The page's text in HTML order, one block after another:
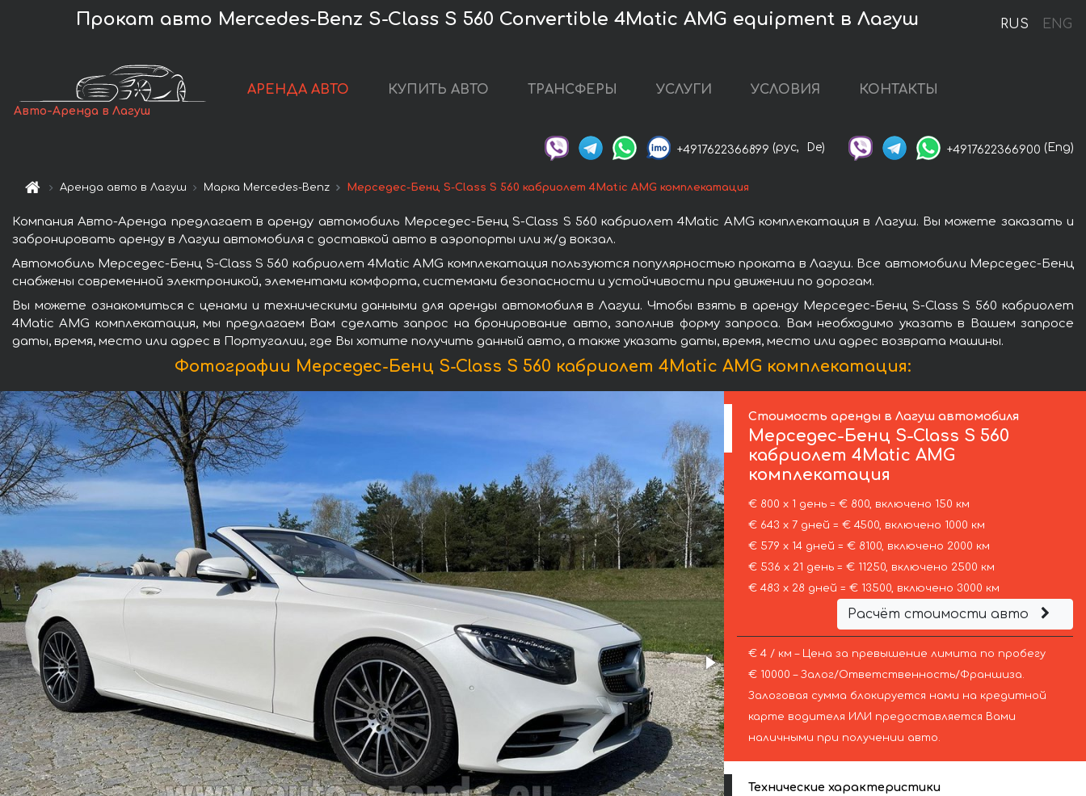
RUS ENG
Прокат авто Mercedes-Benz S-Class S 560 Convertible 4Matic AMG equipment в Лагуш
Авто-Аренда в Лагуш
АРЕНДА АВТО КУПИТЬ АВТО ТРАНСФЕРЫ УСЛУГИ УСЛОВИЯ КОНТАКТЫ
+4917622366899 (рус, De) +4917622366900 (Eng)
Аренда авто в Лагуш Марка Mercedes-Benz Мерседес-Бенц S-Class S 560 кабриолет 4Matic AMG комплекатация
Компания Авто-Аренда предлагает в аренду автомобиль Мерседес-Бенц S-Class S 560 кабриолет 4Matic AMG комплекатация в Лагуш. Вы можете заказать и
забронировать аренду в Лагуш автомобиля с доставкой авто в аэропорты или ж/д вокзал.
Автомобиль Мерседес-Бенц S-Class S 560 кабриолет 4Matic AMG комплекатация пользуются популярностью проката в Лагуш. Все автомобили Мерседес-Бенц
снабжены современной электроникой, элементами комфорта, системами безопасности и устойчивости при движении по дорогам.
Вы можете ознакомиться с ценами и техническими данными для аренды автомобиля в Лагуш. Чтобы взять в аренду Мерседес-Бенц S-Class S 560 кабриолет
4Matic AMG комплекатация, мы предлагаем Вам сделать запрос на бронирование авто, заполнив форму запроса. Вам необходимо указать в Вашем запросе
даты, время, место или адрес в Португалии, где Вы хотите получить данный авто, а также указать даты, время, место или адрес возврата машины.
Фотографии Мерседес-Бенц S-Class S 560 кабриолет 4Matic AMG комплекатация:
Стоимость аренды в Лагуш автомобиля
Мерседес-Бенц S-Class S 560
кабриолет 4Matic AMG
комплекатация
€ 800 х 1 день = € 800, включено 150 км
€ 643 х 7 дней = € 4500, включено 1000 км
€ 579 х 14 дней = € 8100, включено 2000 км
€ 536 х 21 день = € 11250, включено 2500 км
€ 483 х 28 дней = € 13500, включено 3000 км
Расчёт стоимости авто
€ 4 / км – Цена за превышение лимита по пробегу
€ 10000 – Залог/Ответственность/Франшиза.
Залоговая сумма блокируется нами на кредитной
карте водителя ИЛИ предоставляется Вами
наличными при получении авто.
Технические характеристики